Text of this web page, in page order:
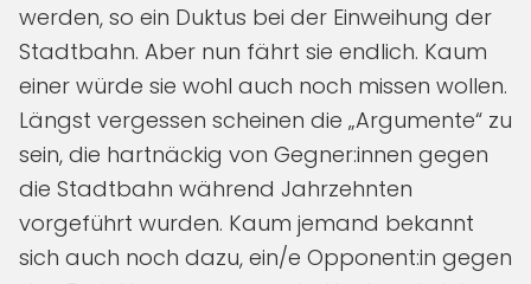
werden, so ein Duktus bei der Einweihung der
Stadtbahn. Aber nun fährt sie endlich. Kaum
einer würde sie wohl auch noch missen wollen.
Längst vergessen scheinen die „Argumente“ zu
sein, die hartnäckig von Gegner:innen gegen
die Stadtbahn während Jahrzehnten
vorgeführt wurden. Kaum jemand bekannt
sich auch noch dazu, ein/e Opponent:in gegen